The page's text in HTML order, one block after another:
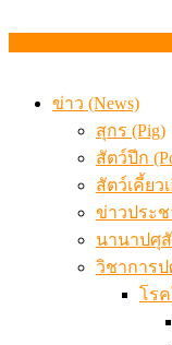
ข่าว (News)
สุกร (Pig)
สัตว์ปีก
สัตว์เคี้ยว
ข่าวประช
นานาปศุสั
วิชาการป
โร